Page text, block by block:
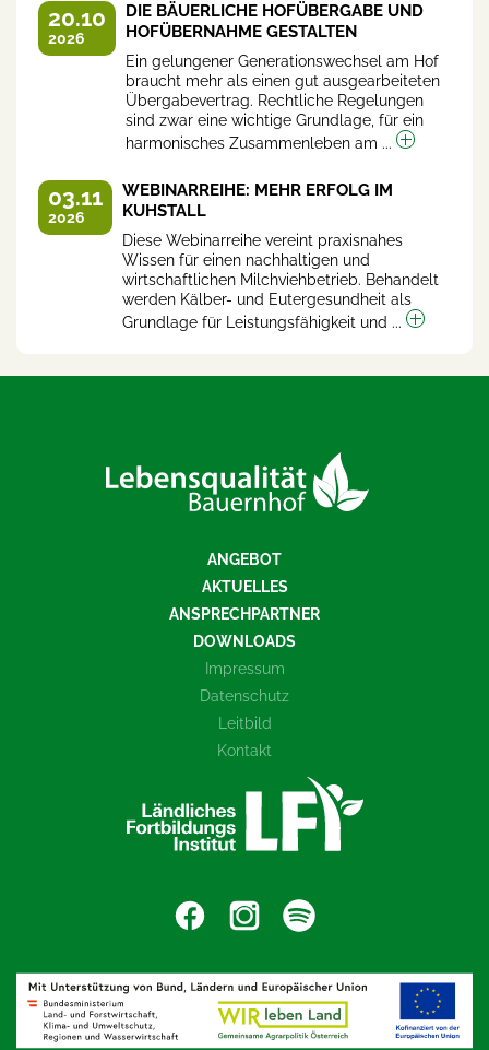
20.10
2026
DIE BÄUERLICHE HOFÜBERGABE UND
HOFÜBERNAHME GESTALTEN
Ein gelungener Generationswechsel am Hof
braucht mehr als einen gut ausgearbeiteten
Übergabevertrag. Rechtliche Regelungen
sind zwar eine wichtige Grundlage, für ein
harmonisches Zusammenleben am ...
03.11
2026
WEBINARREIHE: MEHR ERFOLG IM
KUHSTALL
Diese Webinarreihe vereint praxisnahes
Wissen für einen nachhaltigen und
wirtschaftlichen Milchviehbetrieb. Behandelt
werden Kälber- und Eutergesundheit als
Grundlage für Leistungsfähigkeit und ...
ANGEBOT
AKTUELLES
ANSPRECHPARTNER
DOWNLOADS
Impressum
Datenschutz
Leitbild
Kontakt